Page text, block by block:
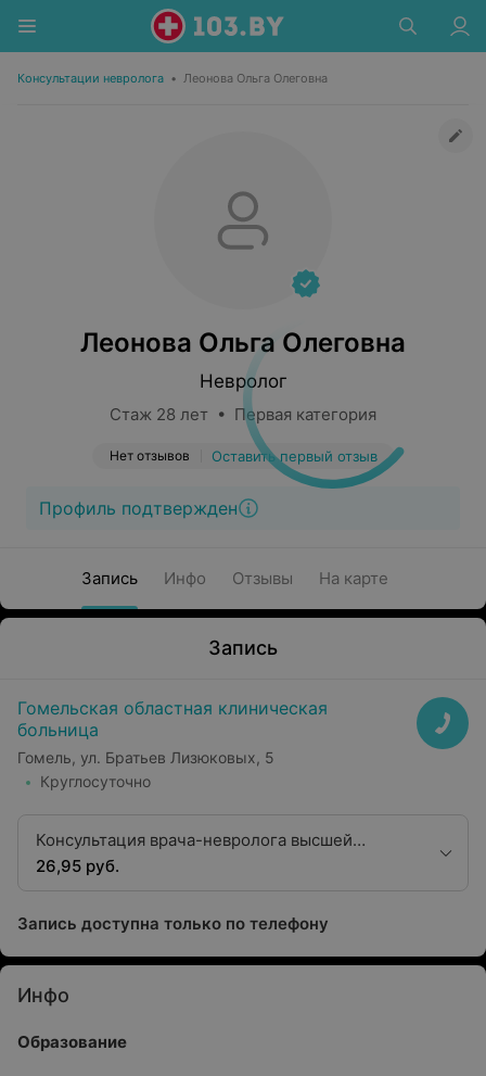
Консультации невролога • Леонова Ольга Олеговна
Леонова Ольга Олеговна
Невролог
Стаж 28 лет • Первая категория
Нет отзывов Оставить первый отзыв
Профиль подтвержден
Запись Инфо Отзывы На карте
Запись
Гомельская областная клиническая
больница
Гомель, ул. Братьев Лизюковых, 5
Круглосуточно
Консультация врача-невролога высшей
квалификационной категории
26,95 руб.
Запись доступна только по телефону
Инфо
Образование